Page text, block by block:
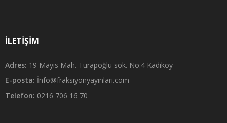
İLETIŞIM
Adres: 19 Mayıs Mah. Turapoğlu sok. No:4 Kadıköy
E-posta: İnfo@fraksiyonyayinlari.com
Telefon: 0216 706 16 70